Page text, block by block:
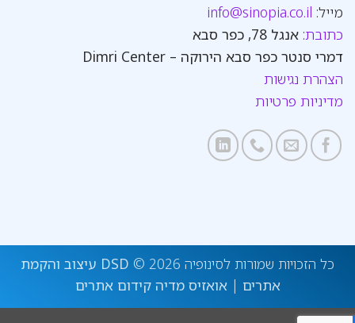
מייל: info@sinopia.co.il
כתובת: אנגל 78, כפר סבא
דמרי סנטר כפר סבא הירוקה – Dimri Center
הצהרת נגישות
מדיניות פרטיות
כל הזכויות שמורות לסינופיה 2026 ©
DSD עיצוב והקמת
אתרים| אואזיס מדיה קידום אתרים